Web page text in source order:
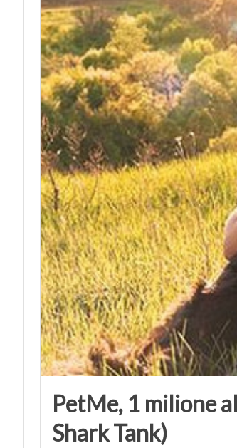
PetMe, 1 milione
Shark Tank)